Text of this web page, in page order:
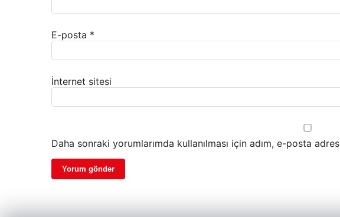
E-posta *
İnternet sitesi
Daha sonraki yorumlarımda kullanılması için adım, e-posta